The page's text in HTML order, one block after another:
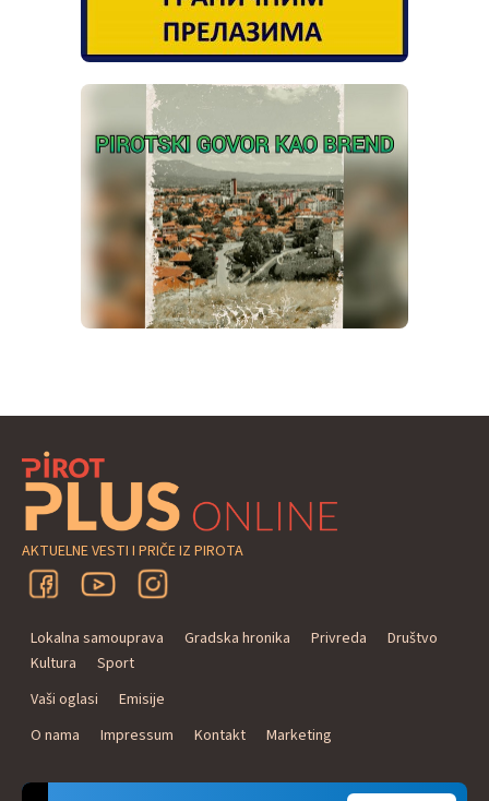
AKTUELNE VESTI I PRIČE IZ PIROTA
Lokalna samouprava Gradska hronika Privreda
Društvo
Kultura
Sport
Vaši oglasi
Emisije
O nama
Impressum Kontakt Marketing